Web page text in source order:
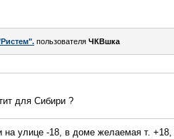
пользователя ЧКВшка
для Сибири ?
на улице -18, в доме желаемая т.